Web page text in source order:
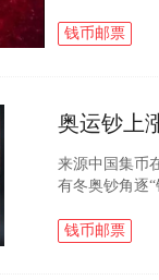
币 目前...
钱币邮票
奥运钞上
来源中国集币
有冬奥钞角逐
08年，面值1...
钱币邮票